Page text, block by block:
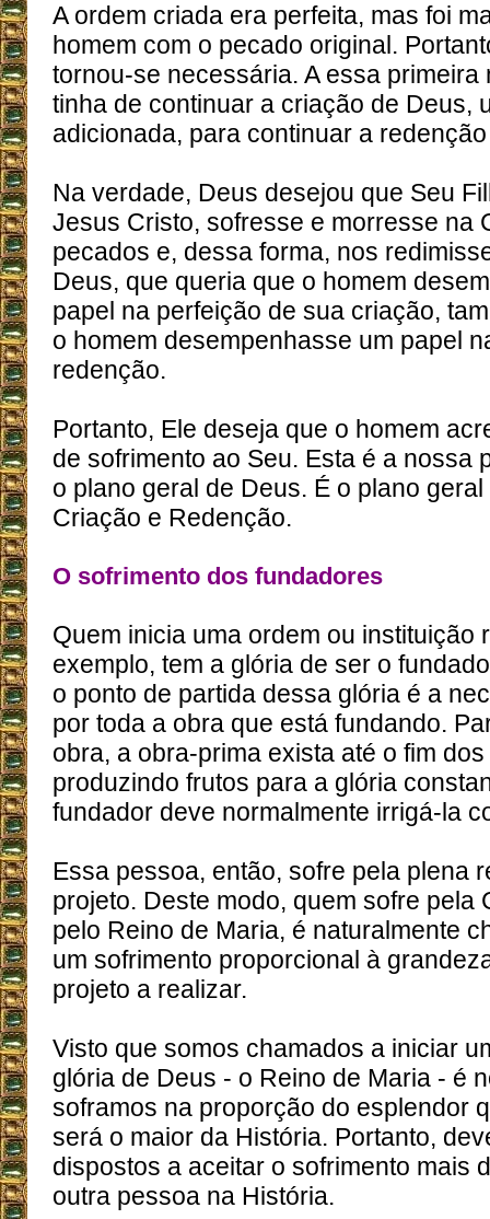
A ordem criada era perfeita, mas foi
homem com o pecado original.
tornou-se necessária. A essa primeira
tinha de continuar a criação de Deus,
adicionada, para continuar a
Na verdade, Deus desejou que Seu
Jesus Cristo, sofresse e morresse na
pecados e, dessa forma, nos
Deus, que queria que o homem
papel na perfeição de sua criação,
o homem desempenhasse um papel
redenção.
Portanto, Ele deseja que o homem
de sofrimento ao Seu. Esta é a nossa
o plano geral de Deus. É o plano
Criação e Redenção.
O sofrimento dos fundadores
Quem inicia uma ordem ou instituição
exemplo, tem a glória de ser o
o ponto de partida dessa glória é a
por toda a obra que está fundando.
obra, a obra-prima exista até o fim
produzindo frutos para a glória
fundador deve normalmente irrigá-la
Essa pessoa, então, sofre pela plena
projeto. Deste modo, quem sofre pela
pelo Reino de Maria, é naturalmente
um sofrimento proporcional à
projeto a realizar.
Visto que somos chamados a iniciar
glória de Deus - o Reino de Maria - é
soframos na proporção do esplendor
será o maior da História. Portanto,
dispostos a aceitar o sofrimento mais
outra pessoa na História.